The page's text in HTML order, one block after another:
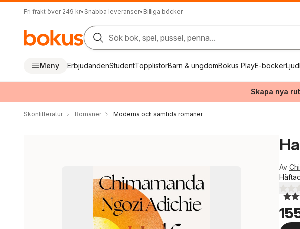
Fri frakt över 249 kr• Snabba leveranser• Billiga böcker
Sök bok, spel, pussel, penna...
Meny ErbjudandenStudentTopplistorBarn & ungdomBokus PlayE-böcker
Skapa nya
Skönlitteratur Romaner Moderna och samtida romaner
Av
4,9